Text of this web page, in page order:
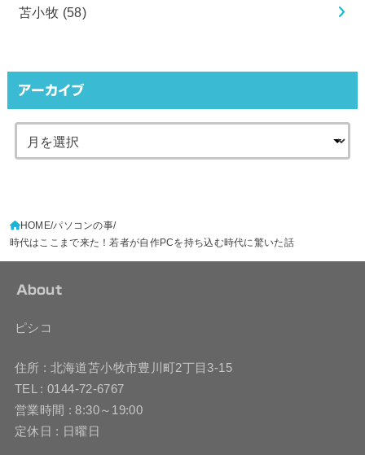
苫小牧 (58)
アーカイブ
HOME パソコンの事
時代はここまで来た！若者が自作PCを持ち込む時代に驚いた話
About
ピシコ
住所 : 北海道苫小牧市豊川町2丁目3-15
TEL : 0144-72-6767
営業時間 : 8:30～19:00
定休日 : 日曜日